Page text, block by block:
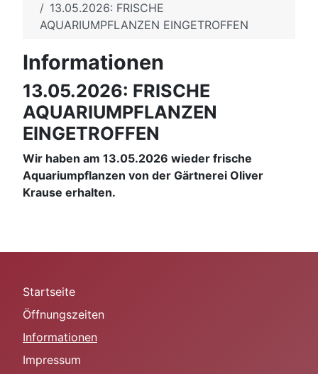
13.05.2026: FRISCHE
AQUARIUMPFLANZEN EINGETROFFEN
Informationen
13.05.2026: FRISCHE
AQUARIUMPFLANZEN
EINGETROFFEN
Wir haben am 13.05.2026 wieder frische
Aquariumpflanzen von der Gärtnerei Oliver
Krause erhalten.
Startseite
Öffnungszeiten
Informationen
Impressum